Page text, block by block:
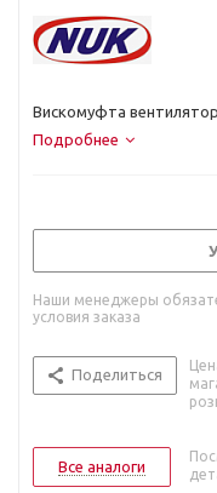
Вискомуфта
Подробнее
Наши менеджеры
условия заказа
Поделиться
Все аналоги